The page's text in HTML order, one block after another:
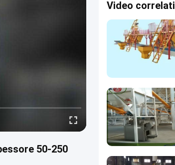
50-250
Video correlati